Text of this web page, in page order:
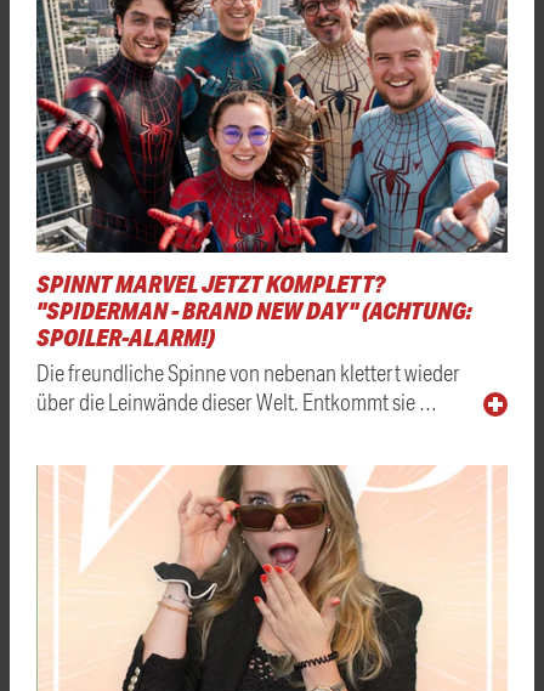
SPINNT MARVEL JETZT KOMPLETT?
"SPIDERMAN - BRAND NEW DAY" (ACHTUNG:
SPOILER-ALARM!)
Die freundliche Spinne von nebenan klettert wieder
über die Leinwände dieser Welt. Entkommt sie …